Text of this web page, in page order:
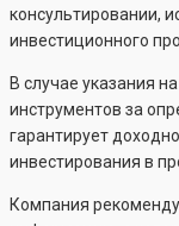
консультировании,
инвестиционного
В случае указания
инструментов за
гарантирует
инвестирования в
Компания